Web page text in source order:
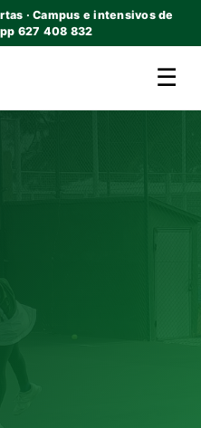
· Campus e intensivos de
627 408 832
☰